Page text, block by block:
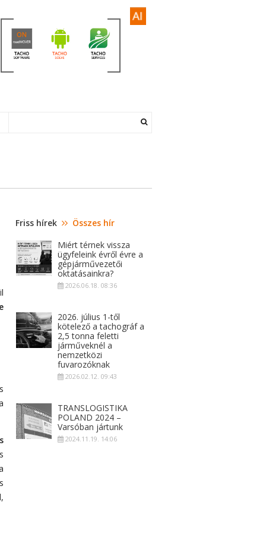
Friss hírek
Összes hír
Miért térnek vissza
ügyfeleink évről évre a
gépjárművezetői
oktatásainkra?
2026.06.18. 08:36
2026. július 1-től
kötelező a tachográf a
2,5 tonna feletti
járműveknél a
nemzetközi
fuvarozóknak
2026.02.12. 09:43
TRANSLOGISTIKA
POLAND 2024 –
Varsóban jártunk
2024.11.19. 14:06